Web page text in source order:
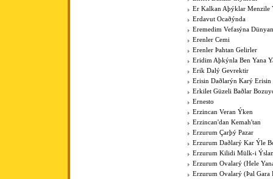
Er Kalkan Aþýklar Menzile
Erdavut Ocaðýnda
Eremedim Vefasýna
Erenler Cemi
Erenler Þahtan Gelirler
Eridim Aþkýnla Ben Yana
Erik Dalý Gevrektir
Erisin Daðlarýn Karý Erisin
Erkilet Güzeli Baðlar
Ernesto
Erzincan Veran Ýken
Erzincan'dan Kemah'tan
Erzurum Çarþý Pazar
Erzurum Daðlarý Kar Ýle
Erzurum Kilidi Mülk-i
Erzurum Ovalarý (Hele
Erzurum Ovalarý (Þal Gara